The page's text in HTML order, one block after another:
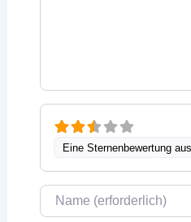
Eine Sternenbewertung
Name